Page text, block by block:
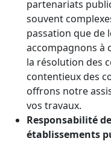
partenariats
souvent
passation que de
accompagnons à
la résolution des
contentieux des
offrons notre
vos travaux.
Responsabilité
établissements